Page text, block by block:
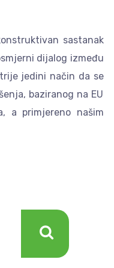
sastanak
dijalog između
jedini način da se
baziranog na EU
a primjereno našim